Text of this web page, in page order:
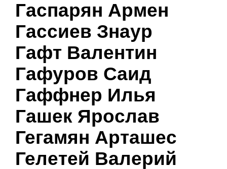
Гаспарян Армен
Гассиев Знаур
Гафт Валентин
Гафуров Саид
Гаффнер Илья
Гашек Ярослав
Гегамян Арташес
Гелетей Валерий